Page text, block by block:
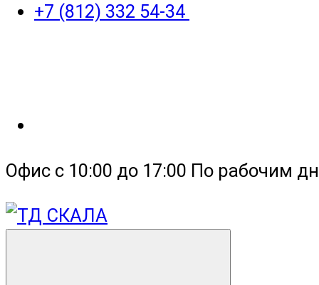
+7 (812) 332 54-34
Офис с 10:00 до 17:00 По рабочим